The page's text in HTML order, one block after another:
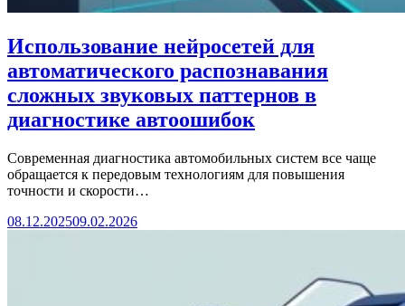
Использование нейросетей для
автоматического распознавания
сложных звуковых паттернов в
диагностике автоошибок
Современная диагностика автомобильных систем все чаще
обращается к передовым технологиям для повышения
точности и скорости…
08.12.202509.02.2026